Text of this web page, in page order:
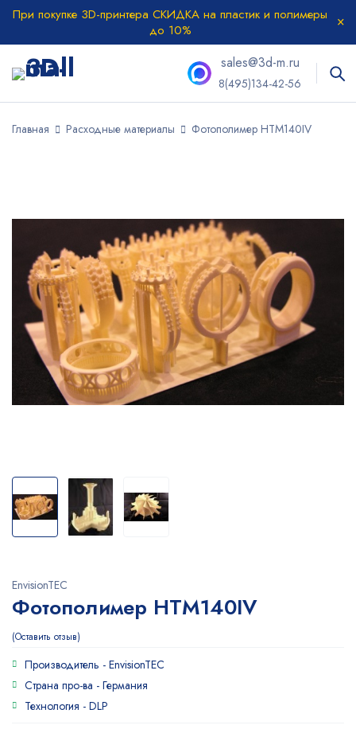
При покупке 3D-принтера СКИДКА на пластик и полимеры
до 10%
sales@3d-m.ru
8(495)134-42-56
Главная Расходные материалы Фотополимер HTM140IV
EnvisionTEC
Фотополимер HTM140IV
Оставить отзыв
Производитель - EnvisionTEC
Страна про-ва - Германия
Технология - DLP